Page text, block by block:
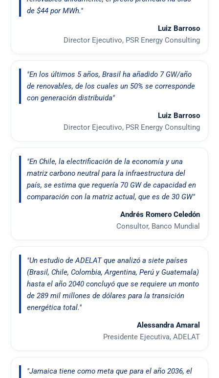
de $44 por MWh."
Luiz Barroso
Director Ejecutivo, PSR Energy Consulting
"En los últimos 5 años, Brasil ha añadido 7 GW/año
de renovables, de los cuales un 50% se corresponde
con generación distribuida"
Luiz Barroso
Director Ejecutivo, PSR Energy Consulting
"En Chile, la electrificación de la economía y una
matriz carbono neutral para la infraestructura del
país, se estima que requería 70 GW de capacidad en
comparación con la matriz actual, que es de 30 GW"
Andrés Romero Celedón
Consultor, Banco Mundial
"Un estudio de ADELAT que analizó a siete países
(Brasil, Chile, Colombia, Argentina, Perú y Guatemala)
hasta el año 2040 concluyó que se requiere un monto
de 289 mil millones de dólares para la transición
energética total."
Alessandra Amaral
Presidente Ejecutiva, ADELAT
"Jamaica tiene como meta que para el año 2036, el